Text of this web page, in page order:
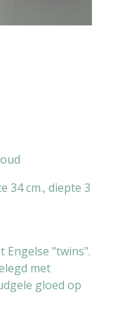
34 cm., diepte 3
Engelse "twins".
met
gloed op